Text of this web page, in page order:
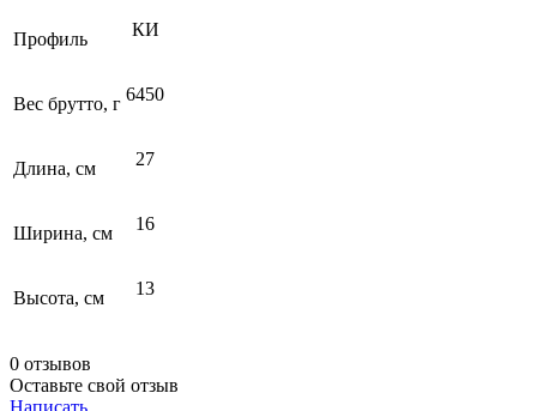
Профиль КИ
Вес брутто, г 6450
Длина, см 27
Ширина, см 16
Высота, см 13
0 отзывов
Оставьте свой отзыв